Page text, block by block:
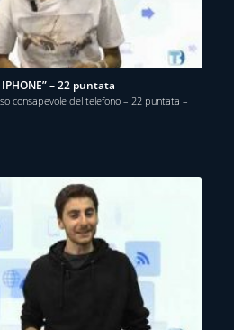
– 22 puntata
consapevole del telefono – 22 puntata –